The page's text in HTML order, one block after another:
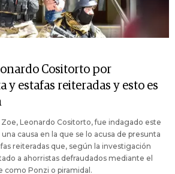
Cositorto por
y estafas reiteradas y esto es
Zoe, Leonardo Cositorto, fue indagado este
causa en la que se lo acusa de presunta
reiteradas que, según la investigación
a ahorristas defraudados mediante el
como Ponzi o piramidal.